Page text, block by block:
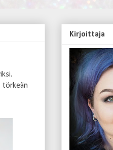
törkeän
Kirjoittaja